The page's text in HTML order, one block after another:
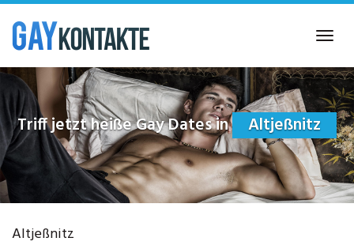
Skip
main
content
Triff jetzt heiße Gay Dates in Altjeßnitz
Altjeßnitz